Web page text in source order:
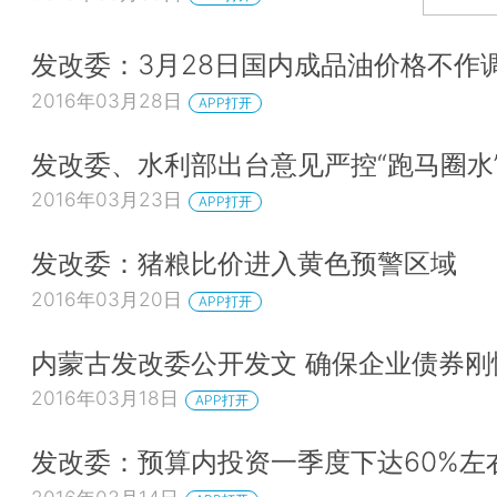
发改委：3月28日国内成品油价格不作
2016年03月28日 APP打开
发改委、水利部出台意见严控“跑马圈水
2016年03月23日 APP打开
发改委：猪粮比价进入黄色预警区域
2016年03月20日 APP打开
内蒙古发改委公开发文 确保企业债券
2016年03月18日 APP打开
发改委：预算内投资一季度下达60%左